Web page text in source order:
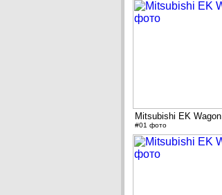
Mitsubishi EK Wagon
#01 фото